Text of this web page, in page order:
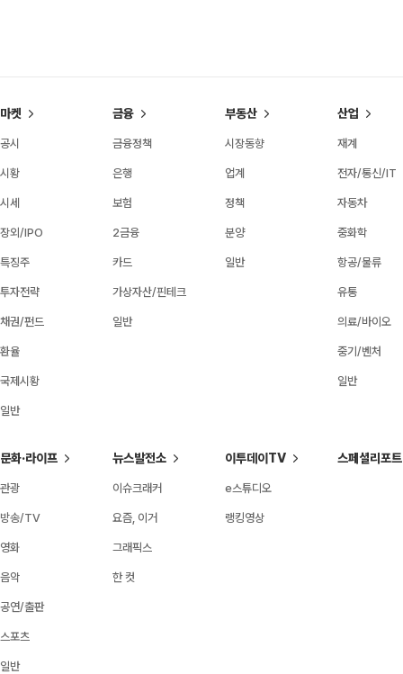
마켓
공시
시황
시세
장외/IPO
특징주
투자전략
채권/펀드
환율
국제시황
일반
금융
금융정책
은행
보험
2금융
카드
가상자산/핀테크
일반
부동산
시장동향
업계
정책
분양
일반
산업
재계
전자/통신/IT
자동차
중화학
항공/물류
유통
의료/바이오
중기/벤처
일반
문화·라이프
관광
방송/TV
영화
음악
공연/출판
스포츠
일반
뉴스발전소
이슈크래커
요즘, 이거
그래픽스
한 컷
이투데이TV
e스튜디오
랭킹영상
스페셜리포트